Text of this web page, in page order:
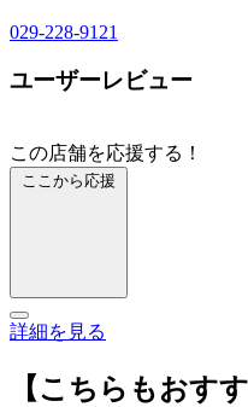
029-228-9121
ユーザーレビュー
この店舗を応援する！
ここから応援
詳細を見る
【こちらもおすす